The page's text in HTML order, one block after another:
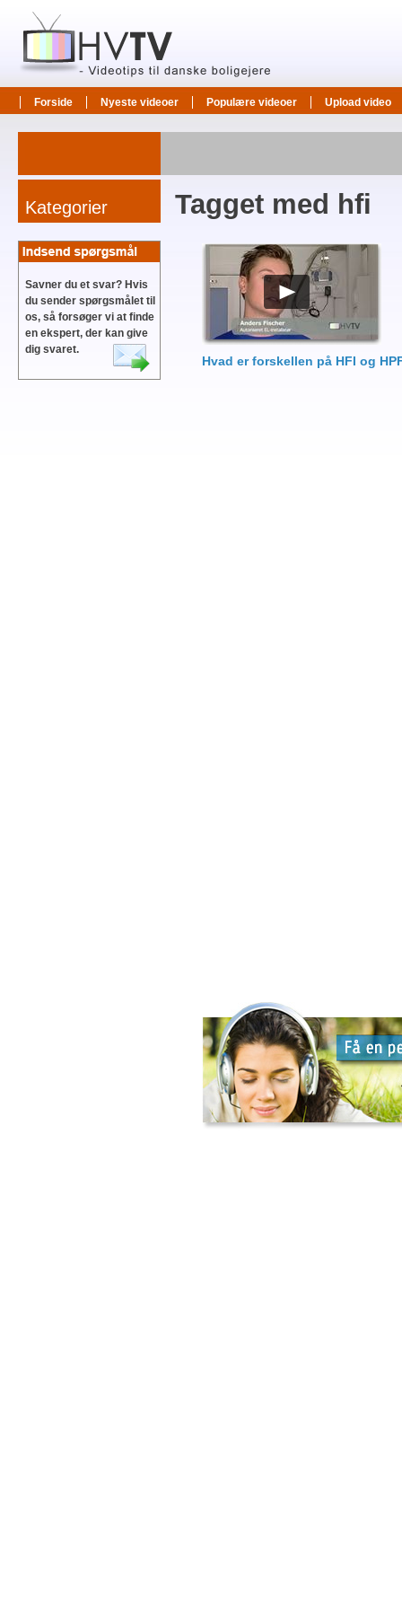
Forside Nyeste videoer Populære videoer Upload video
Kategorier
Savner du et svar? Hvis
du sender spørgsmålet til
os, så forsøger vi at finde
en ekspert, der kan give
dig svaret.
Tagget med hfi
Hvad er forskellen på HFI og